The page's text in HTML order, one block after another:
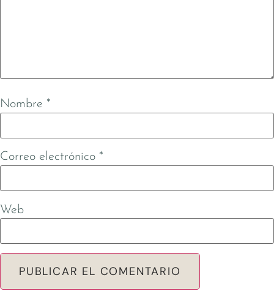
Nombre *
Correo electrónico *
Web